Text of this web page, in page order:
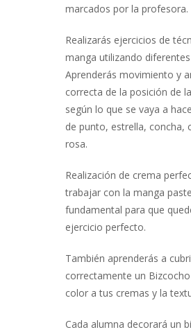
marcados por la profesora.
Realizarás ejercicios de
manga utilizando
Aprenderás movimiento y
correcta de la posición de
según lo que se vaya a
de punto, estrella, concha,
rosa.
Realización de crema
trabajar con la manga
fundamental para que
ejercicio perfecto.
También aprenderás a
correctamente un
color a tus cremas y la
Cada alumna decorará un